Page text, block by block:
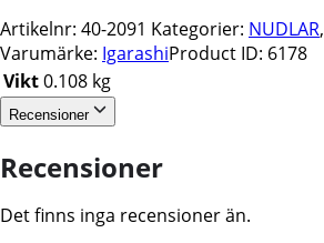
Artikelnr: 40-2091 Kategorier: NUDLAR,
Varumärke: IgarashiProduct ID: 6178
Vikt0.108 kg
Recensioner
Recensioner
Det finns inga recensioner än.